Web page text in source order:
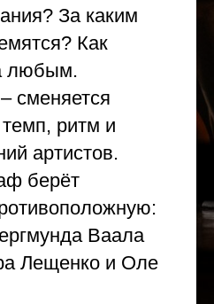
За каким
Как
любым.
сменяется
ритм и
артистов.
берёт
Ваала
Лещенко и Оле